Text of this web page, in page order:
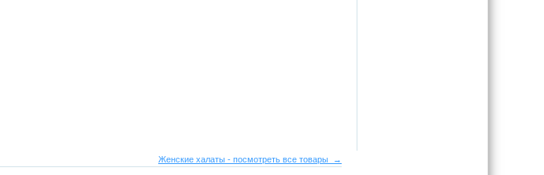
Женские халаты - посмотреть все товары →